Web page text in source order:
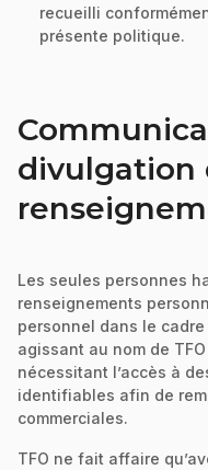
recueilli
présente politique.
divulgation
Les seules personnes
renseignements
personnel dans le
agissant au nom de
nécessitant l’accès à
identifiables afin de
commerciales.
TFO ne fait affaire